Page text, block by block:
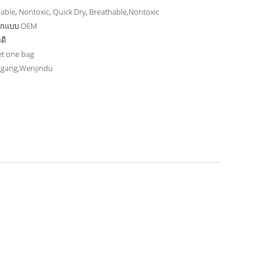
Nontoxic, Quick Dry, Breathable,Nontoxic
แบบ OEM
one bag